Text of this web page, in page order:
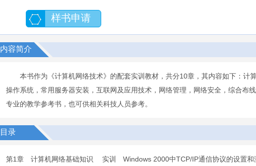
样书申请
内容简介
本书作为《计算机网络技术》的配套实训教材，共分10章，其内容如下：计
操作系统，常用服务器安装，互联网及应用技术，网络管理，网络安全，综合布
专业的教学参考书，也可供相关科技人员参考。
目录
第1章 计算机网络基础知识 实训 Windows 2000中TCP/IP通信协议的设置